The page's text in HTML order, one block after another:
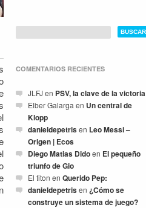
COMENTARIOS RECIENTES
JLFJ en PSV, la clave de la victoria
Elber Galarga en Un central de
Klopp
danieldepetrisen Leo Messi –
Origen | Ecos
Diego Matias Didoen El pequeño
triunfo de Gio
El titon en Querido Pep:
danieldepetrisen ¿Cómo se
construye un sistema de juego?